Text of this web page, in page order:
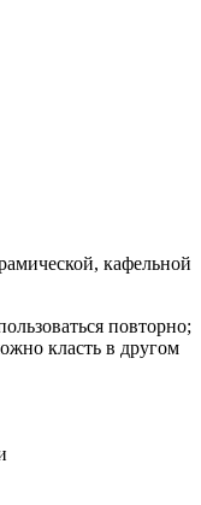
кафельной
повторно;
класть в другом